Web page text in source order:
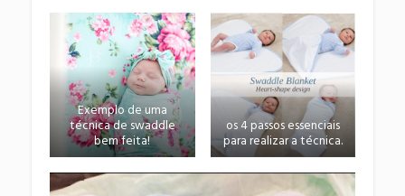
Exemplo de uma
técnica de swaddle
bem feita!
os 4 passos essenciais
para realizar a técnica.